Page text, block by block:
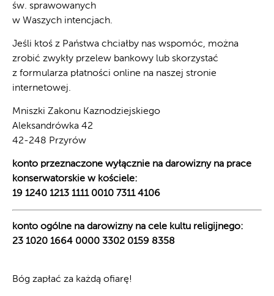
św. sprawowanych
w Waszych intencjach.
Jeśli ktoś z Państwa chciałby nas wspomóc, można
zrobić zwykły przelew bankowy lub skorzystać
z formularza płatności online na naszej stronie
internetowej.
Mniszki Zakonu Kaznodziejskiego
Aleksandrówka 42
42-248 Przyrów
konto przeznaczone wyłącznie na darowizny na prace
konserwatorskie w kościele:
19 1240 1213 1111 0010 7311 4106
konto ogólne na darowizny na cele kultu religijnego:
23 1020 1664 0000 3302 0159 8358
Bóg zapłać za każdą ofiarę!